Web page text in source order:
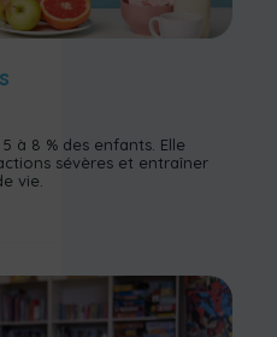
à 8 % des enfants. Elle
sévères et entraîner
vie.